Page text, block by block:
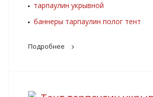
тарпаулин укрывной
баннеры тарпаулин полог тент
Подробнее